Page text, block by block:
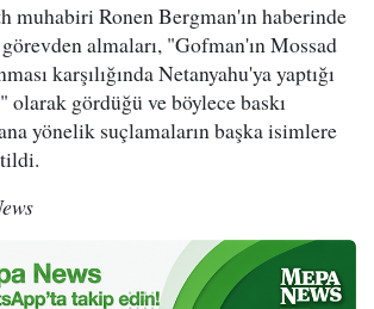
muhabiri Ronen Bergman'ın haberinde
almaları, "Gofman'ın Mossad
karşılığında Netanyahu'ya yaptığı
gördüğü ve böylece baskı
yönelik suçlamaların başka isimlere